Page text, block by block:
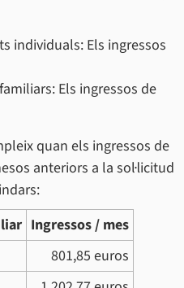
individuals: Els ingressos
Els ingressos de
quan els ingressos de
anteriors a la sol·licitud
Ingressos / mes
801,85 euros